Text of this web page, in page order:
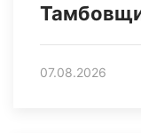
07.08.2026